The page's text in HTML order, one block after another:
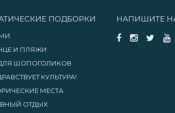
ПОДБОРКИ
И ПЛЯЖИ
ШОПОГОЛИКОВ
КУЛЬТУРА!
МЕСТА
ОТДЫХ
НАПИШИТЕ